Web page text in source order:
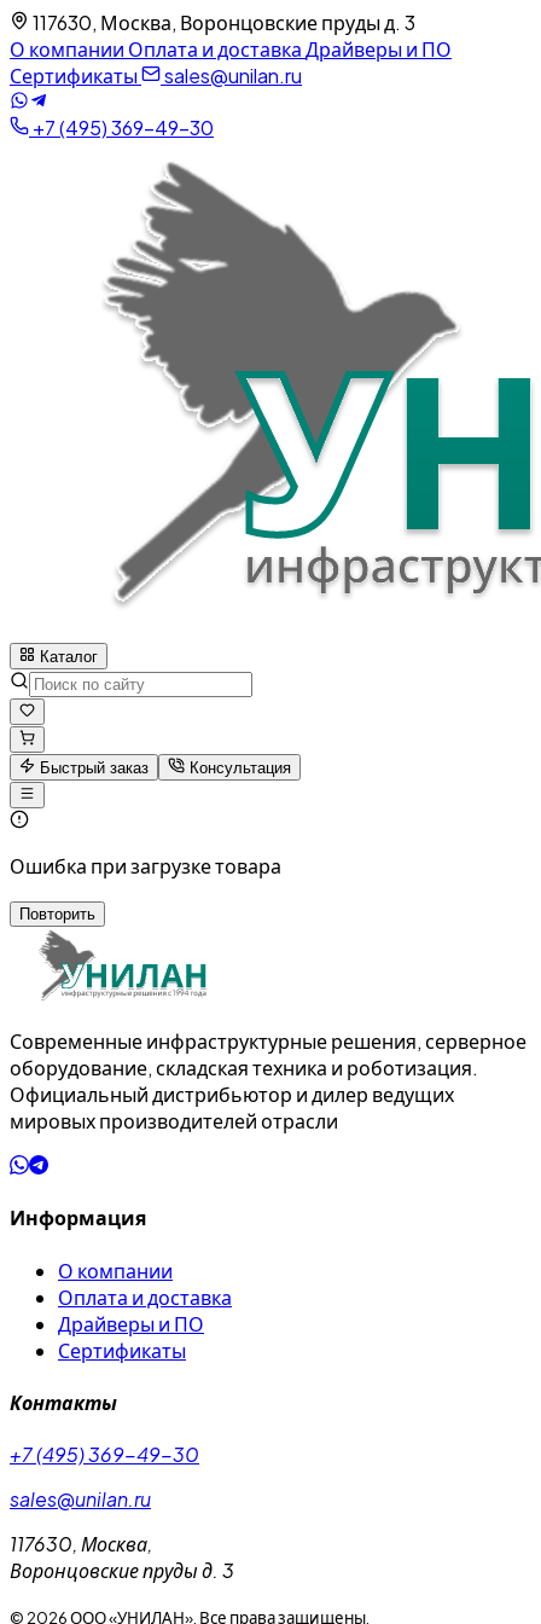
117630, Москва, Воронцовские пруды д. 3
О компании Оплата и доставкаДрайверы и ПО
Сертификаты
sales@unilan.ru
+7 (495) 369-49-30
Каталог
Быстрый заказ Консультация
Ошибка при загрузке товара
Повторить
Современные инфраструктурные решения, серверное
оборудование, складская техника и роботизация.
Официальный дистрибьютор и дилер ведущих
мировых производителей отрасли
Информация
О компании
Оплата и доставка
Драйверы и ПО
Сертификаты
Контакты
+7 (495) 369-49-30
sales@unilan.ru
117630, Москва,
Воронцовские пруды д. 3
© 2026ООО «УНИЛАН». Все права защищены.